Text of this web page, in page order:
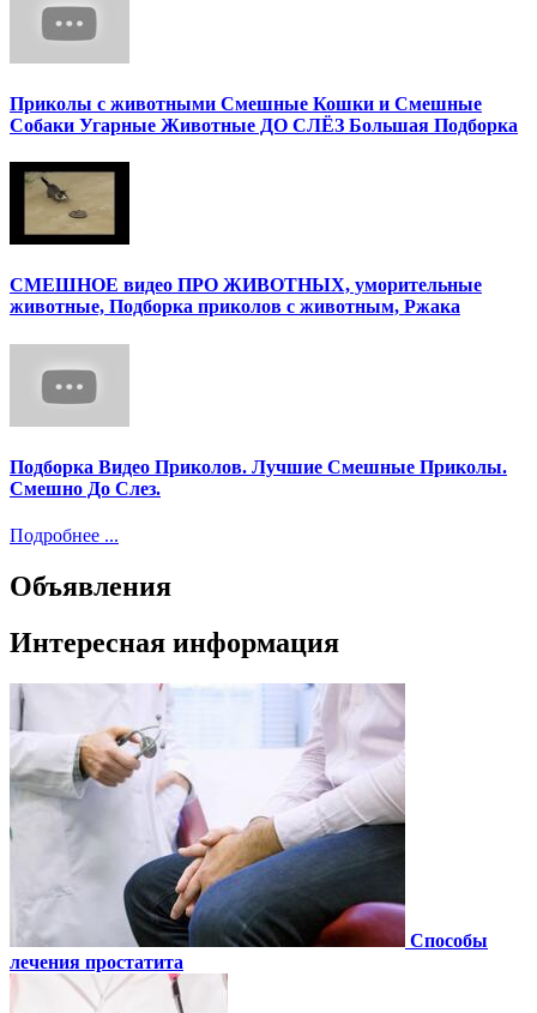
Приколы с животными Смешные Кошки и Смешные
Собаки Угарные Животные ДО СЛЁЗ Большая Подборка
СМЕШНОЕ видео ПРО ЖИВОТНЫХ, уморительные
животные, Подборка приколов с животным, Ржака
Подборка Видео Приколов. Лучшие Смешные Приколы.
Смешно До Слез.
Подробнее ...
Объявления
Интересная информация
Способы
лечения простатита